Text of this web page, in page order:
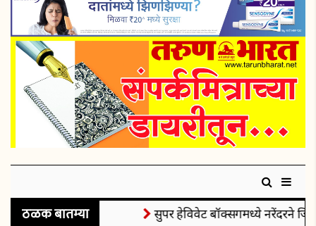
ठळक बातम्या सुपर हेविवेट बॉक्सिंगमध्ये नरेंदरने